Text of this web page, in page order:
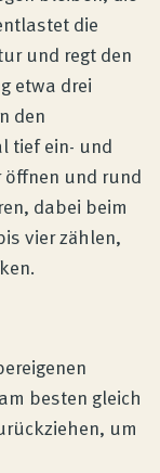
die
und regt den
etwa drei
den
tief ein- und
und rund
dabei beim
vier zählen,
besten gleich
um